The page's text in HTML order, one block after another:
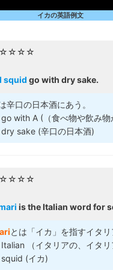
イカの英語例文
squid go with dry sake.
辛口の日本酒にあう。
with A (（食べ物や飲み物
sake (辛口の日本酒)
is the Italian word for
とは「イカ」を指すイタリ
（イタリアの、イタリ
(イカ)